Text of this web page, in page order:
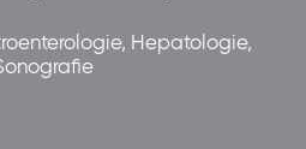
Hepatologie,